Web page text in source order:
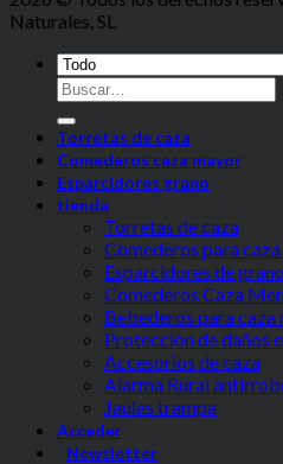
Naturales, SL
Torretas de caza
Comederos caza mayor
Esparcidores grano
tienda
Torretas de caza
Comederos para
Esparcidores de grano
Comederos Caza
Bebederos para caza
Protección de daños
Accesorios de caza
Alarma Rural
Jaulas trampa
Acceder
Newsletter